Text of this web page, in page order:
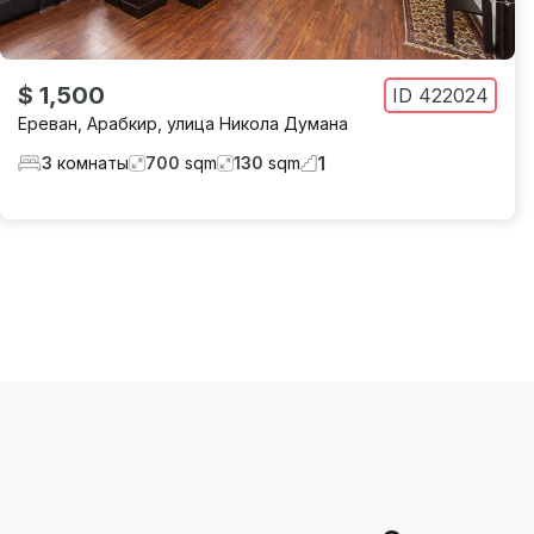
$ 1,500 ID 422024
Ереван Арабкир улица Никола Думана
3 комнаты 700 sqm 130 sqm 1